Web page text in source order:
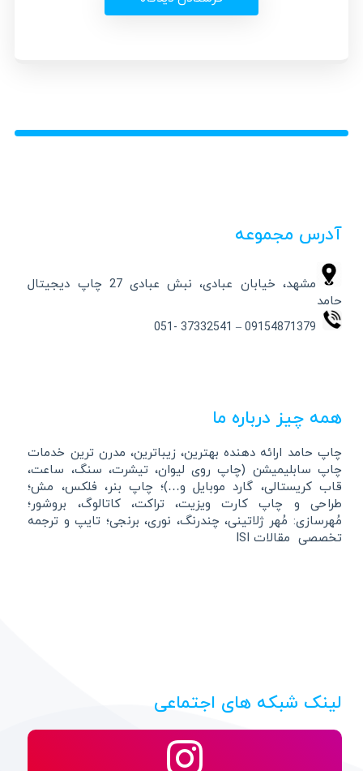
آدرس مجموعه
مشهد، خیابان عبادی، نبش عبادی 27 چاپ دیجیتال
حامد
همه چیز درباره ما
چاپ حامد ارائه دهنده بهترین، زیباترین، مدرن ترین خدمات
چاپ سابلیمیشن (چاپ روی لیوان، تیشرت، سنگ، ساعت،
قاب کریستالی، گارد موبایل و…)؛ چاپ بنر، فلکس، مش؛
طراحی و چاپ کارت ویزیت، تراکت، کاتالوگ، بروشور؛
مُهرسازی: مُهر ژلاتینی، چندرنگ، نوری، برنجی؛ تایپ و ترجمه
تخصصی مقالات ISI
لینک شبکه های اجتماعی